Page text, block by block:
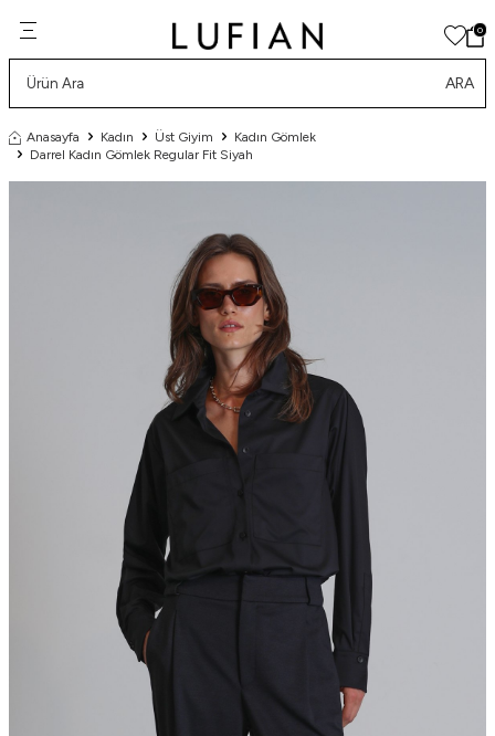
0
ARA
Anasayfa Kadın Üst Giyim
Kadın Gömlek
Darrel Kadın Gömlek Regular Fit Siyah